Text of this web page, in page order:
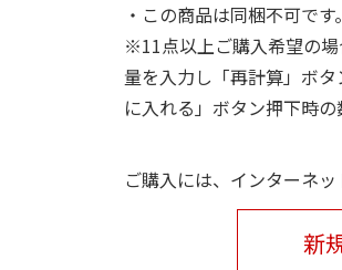
・この商品は同梱不可です。
※11点以上ご購入希望の
量を入力し「再計算」ボ
に入れる」ボタン押下時の
ご購入には、インターネ
新